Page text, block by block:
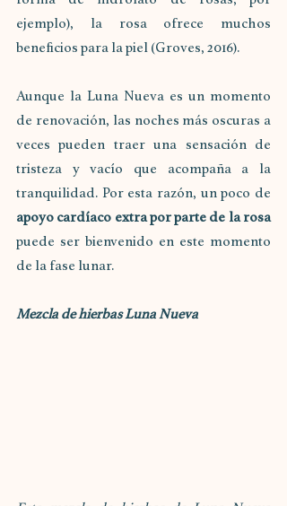
ejemplo), la rosa ofrece muchos
beneficios para la piel (Groves, 2016).
Aunque la Luna Nueva es un momento
de renovación, las noches más oscuras a
veces pueden traer una sensación de
tristeza y vacío que acompaña a la
apoyo cardíaco extra por parte de la rosa
puede ser bienvenido en este momento
de la fase lunar.
Mezcla de hierbas Luna Nueva